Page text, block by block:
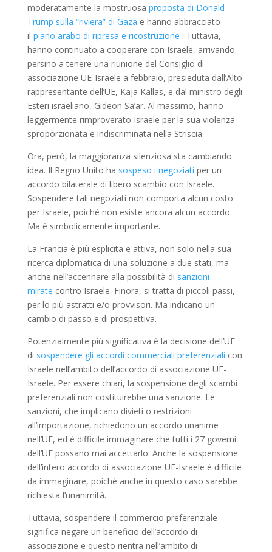
moderatamente la mostruosa proposta di Donald
Trump sulla “riviera” di Gaza e hanno abbracciato
il piano arabo di ripresa e ricostruzione . Tuttavia,
hanno continuato a cooperare con Israele, arrivando
persino a tenere una riunione del Consiglio di
associazione UE-Israele a febbraio, presieduta dall’Alto
rappresentante dell’UE, Kaja Kallas, e dal ministro degli
Esteri israeliano, Gideon Sa’ar. Al massimo, hanno
leggermente rimproverato Israele per la sua violenza
sproporzionata e indiscriminata nella Striscia.
Ora, però, la maggioranza silenziosa sta cambiando
idea. Il Regno Unito ha sospeso i negoziati per un
accordo bilaterale di libero scambio con Israele.
Sospendere tali negoziati non comporta alcun costo
per Israele, poiché non esiste ancora alcun accordo.
Ma è simbolicamente importante.
La Francia è più esplicita e attiva, non solo nella sua
ricerca diplomatica di una soluzione a due stati, ma
anche nell’accennare alla possibilità di sanzioni
mirate contro Israele. Finora, si tratta di piccoli passi,
per lo più astratti e/o provvisori. Ma indicano un
cambio di passo e di prospettiva.
Potenzialmente più significativa è la decisione dell’UE
di sospendere gli accordi commerciali preferenziali con
Israele nell’ambito dell’accordo di associazione UE-
Israele. Per essere chiari, la sospensione degli scambi
preferenziali non costituirebbe una sanzione. Le
sanzioni, che implicano divieti o restrizioni
all’importazione, richiedono un accordo unanime
nell’UE, ed è difficile immaginare che tutti i 27 governi
dell’UE possano mai accettarlo. Anche la sospensione
dell’intero accordo di associazione UE-Israele è difficile
da immaginare, poiché anche in questo caso sarebbe
richiesta l’unanimità.
Tuttavia, sospendere il commercio preferenziale
significa negare un beneficio dell’accordo di
associazione e questo rientra nell’ambito di